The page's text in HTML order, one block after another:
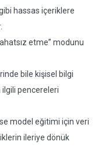
hassas içeriklere
etme” modunu
bile kişisel bilgi
pencereleri
model eğitimi için veri
ileriye dönük